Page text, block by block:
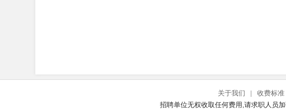
关于我们 | 收费标准
招聘单位无权收取任何费用,请求职人员